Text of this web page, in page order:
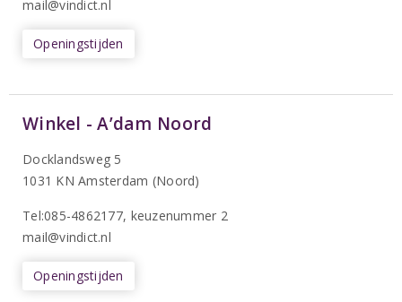
mail@vindict.nl
Openingstijden
Winkel - A’dam Noord
Docklandsweg 5
1031 KN Amsterdam (Noord)
Tel:085-4862177, keuzenummer 2
mail@vindict.nl
Openingstijden